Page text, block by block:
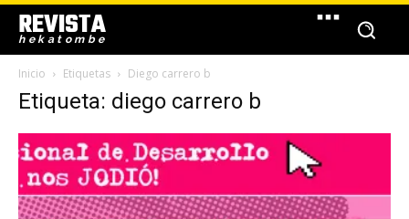
REVISTA
hekatombe
Inicio Etiquetas Diego carrero b
Etiqueta: diego carrero b